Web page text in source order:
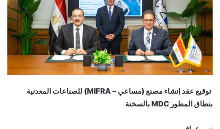
توقيع عقد إنشاء مصنع (مساعي – MIFRA) للصناعات المعدنية
بنطاق المطور MDC بالسخنة